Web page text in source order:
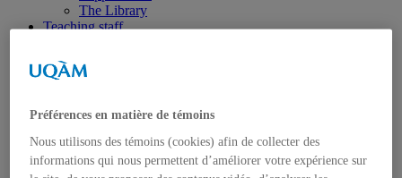
The Library
Teaching staff
Part-time lecturers
Research
Axes de recherche
Research expertises
Unités de recherche
Prizes and distinctions
Préférences en matière de témoins
Nous utilisons des témoins (cookies) afin de collecter des
informations qui nous permettent d’améliorer votre expérience sur